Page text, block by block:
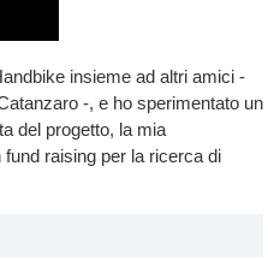
insieme ad altri amici -
-, e ho sperimentato un
del progetto, la mia
raising per la ricerca di